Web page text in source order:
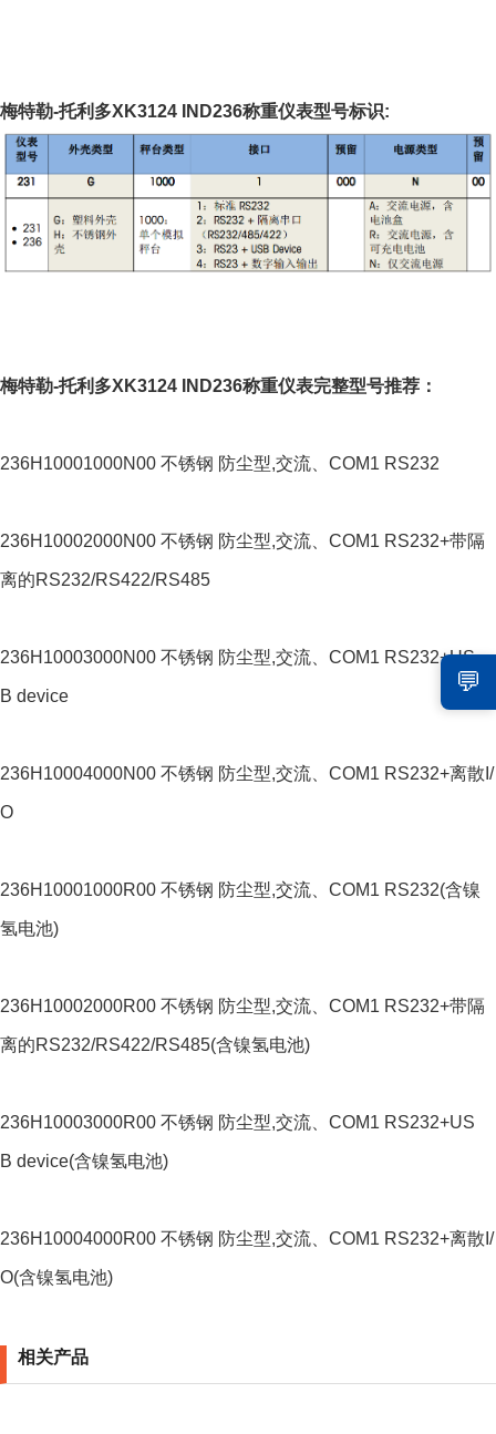
梅特勒-托利多XK3124 IND236称重仪表型号标识:
梅特勒-托利多XK3124 IND236称重仪表完整型号推荐：
236H10001000N00 不锈钢 防尘型,交流、COM1 RS232
236H10002000N00 不锈钢 防尘型,交流、COM1 RS232+带隔
离的RS232/RS422/RS485
236H10003000N00 不锈钢 防尘型,交流、COM1 RS232+US
B device
236H10004000N00 不锈钢 防尘型,交流、COM1 RS232+离散I/
O
236H10001000R00 不锈钢 防尘型,交流、COM1 RS232(含镍
氢电池)
236H10002000R00 不锈钢 防尘型,交流、COM1 RS232+带隔
离的RS232/RS422/RS485(含镍氢电池)
236H10003000R00 不锈钢 防尘型,交流、COM1 RS232+US
B device(含镍氢电池)
236H10004000R00 不锈钢 防尘型,交流、COM1 RS232+离散I/
O(含镍氢电池)
相关产品
💬